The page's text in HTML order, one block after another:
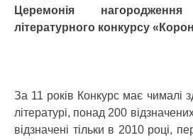
Церемонія нагородження
літературного конкурсу
За 11 років Конкурс має чималі
літературі, понад 200
відзначені тільки в 2010 році,